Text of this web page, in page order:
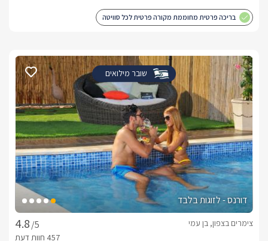
בריכה פרטית מחוממת מקורה פרטית לכל סוויטה
שובר מילואים
דורנס - לזוגות בלבד
/5
צימרים בצפון, בן עמי